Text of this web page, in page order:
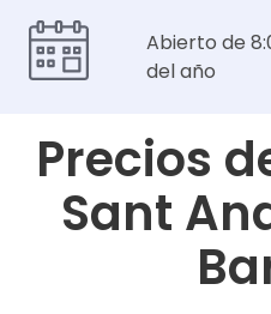
Abierto de
del año
Precios
Sant